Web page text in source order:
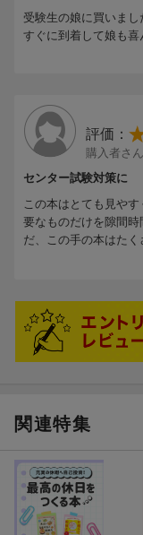
受験生の娘に買いまし
すぐに到着して娘も喜
評価：
購入者さん
センター試験対策に
この本はとても見や
要なものだけを隙間
だ、この手の本はた
て見てみることをお
関連特集